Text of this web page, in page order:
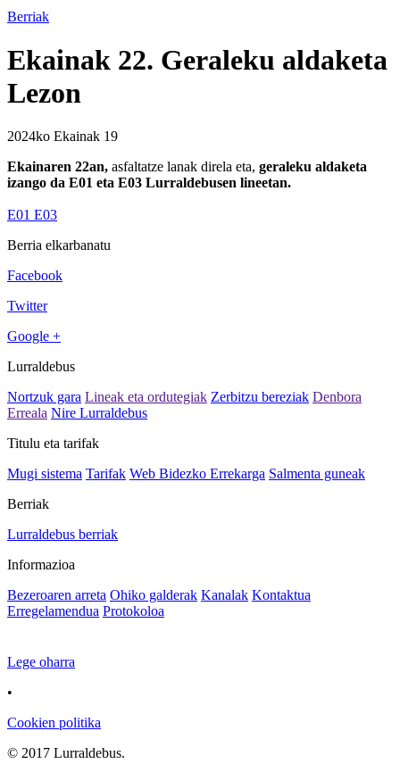
Berriak
Ekainak 22. Geraleku aldaketa
Lezon
2024ko Ekainak 19
Ekainaren 22an, asfaltatze lanak direla eta, geraleku aldaketa
izango da E01 eta E03 Lurraldebusen lineetan.
E01 E03
Berria elkarbanatu
Facebook
Twitter
Google +
Lurraldebus
Nortzuk gara Lineak eta ordutegiak Zerbitzu bereziak Denbora
Erreala Nire Lurraldebus
Titulu eta tarifak
Mugi sistema Tarifak Web Bidezko Errekarga Salmenta guneak
Berriak
Lurraldebus berriak
Informazioa
Bezeroaren arreta Ohiko galderak Kanalak Kontaktua
Erregelamendua Protokoloa
Lege oharra
•
Cookien politika
© 2017 Lurraldebus.